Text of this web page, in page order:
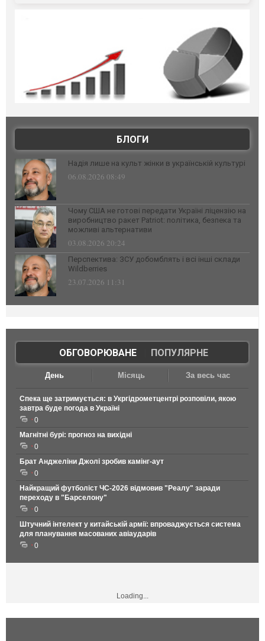
БЛОГИ
Надія лише на культ жінки в українській культурі
06.08.2026 08:49
Чому США не готові передати Україні ліцензію на
виробництво ракет Patriot: політика, безпека та
можливі альтернативи
03.08.2026 20:24
Перспектива: ЗСУ добомблять і всі інші склади
Wildberries
23.07.2026 11:31
ОБГОВОРЮВАНЕ| ПОПУЛЯРНЕ
День Місяць За весь час
Спека ще затримується: в Укргідрометцентрі розповіли, якою
завтра буде погода в Україні
0
Магнітні бурі: прогноз на вихідні
0
Брат Анджеліни Джолі зробив камінг-аут
0
Найкращий футболіст ЧС-2026 відмовив "Реалу" заради
переходу в "Барселону"
0
Штучний інтелект у китайській армії: впроваджується система
для планування масованих авіаударів
0
Loading...